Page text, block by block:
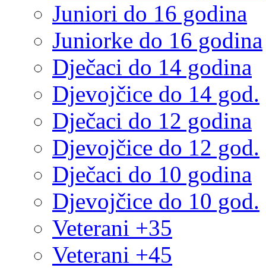
Juniori do 16 godina
Juniorke do 16 godina
Dječaci do 14 godina
Djevojčice do 14 god.
Dječaci do 12 godina
Djevojčice do 12 god.
Dječaci do 10 godina
Djevojčice do 10 god.
Veterani +35
Veterani +45